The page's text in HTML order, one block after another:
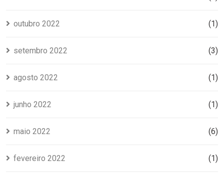
outubro 2022 (1)
setembro 2022 (3)
agosto 2022 (1)
junho 2022 (1)
maio 2022 (6)
fevereiro 2022 (1)